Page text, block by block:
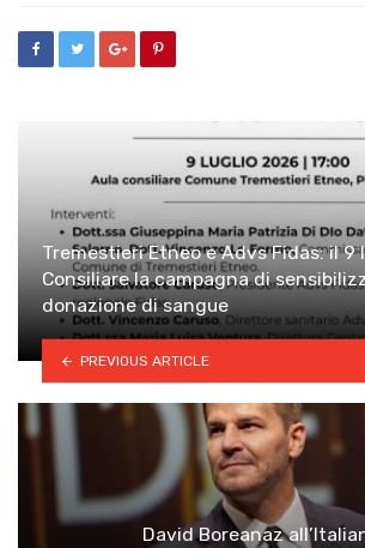
Tremestieri Etneo e Advs Fidas: il 9
Consiliare la campagna di
donazione di sangue
PREVIOUS ARTICLE
David Boreanaz